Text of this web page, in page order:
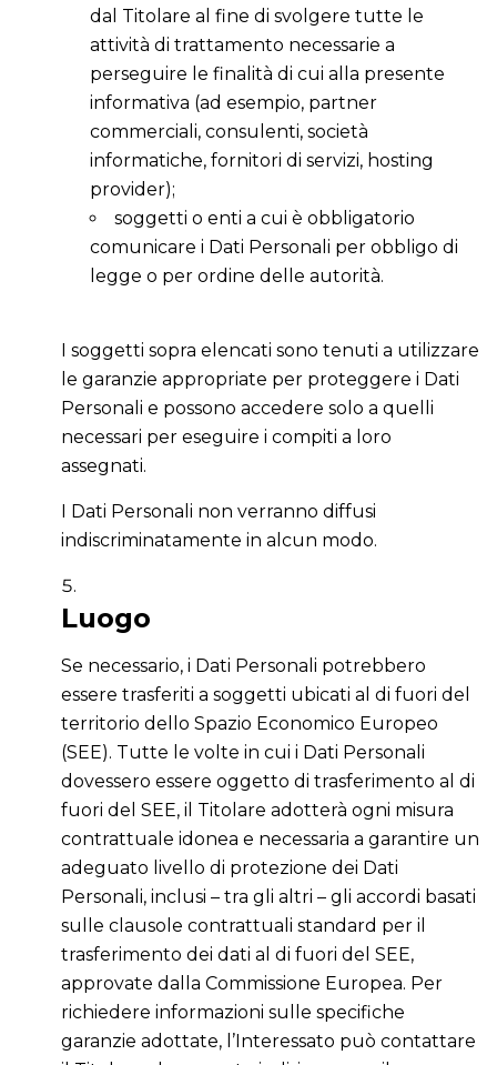
dal Titolare al fine di svolgere tutte le
attività di trattamento necessarie a
perseguire le finalità di cui alla presente
informativa (ad esempio, partner
commerciali, consulenti, società
informatiche, fornitori di servizi, hosting
provider);
soggetti o enti a cui è obbligatorio
comunicare i Dati Personali per obbligo di
legge o per ordine delle autorità.
I soggetti sopra elencati sono tenuti a utilizzare
le garanzie appropriate per proteggere i Dati
Personali e possono accedere solo a quelli
necessari per eseguire i compiti a loro
assegnati.
I Dati Personali non verranno diffusi
indiscriminatamente in alcun modo.
Luogo
Se necessario, i Dati Personali potrebbero
essere trasferiti a soggetti ubicati al di fuori del
territorio dello Spazio Economico Europeo
(SEE). Tutte le volte in cui i Dati Personali
dovessero essere oggetto di trasferimento al di
fuori del SEE, il Titolare adotterà ogni misura
contrattuale idonea e necessaria a garantire un
adeguato livello di protezione dei Dati
Personali, inclusi – tra gli altri – gli accordi basati
sulle clausole contrattuali standard per il
trasferimento dei dati al di fuori del SEE,
approvate dalla Commissione Europea. Per
richiedere informazioni sulle specifiche
garanzie adottate, l’Interessato può contattare